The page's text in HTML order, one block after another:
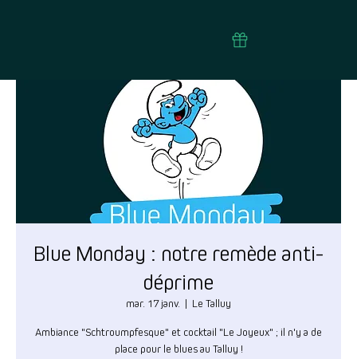
Blue Monday : notre remède anti-
déprime
mar. 17 janv. Le Talluy
Ambiance "Schtroumpfesque" et cocktail "Le Joyeux" ; il n'y a de
place pour le blues au Talluy !